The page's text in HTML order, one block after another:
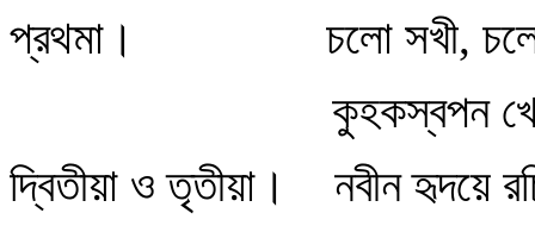
প্রথমা। চলো সখী,
কুহকস্বপন খেলা
দ্বিতীয়া ও তৃতীয়া। নবীন হৃদয়ে